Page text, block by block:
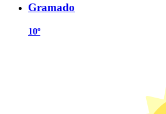
Gramado
10º